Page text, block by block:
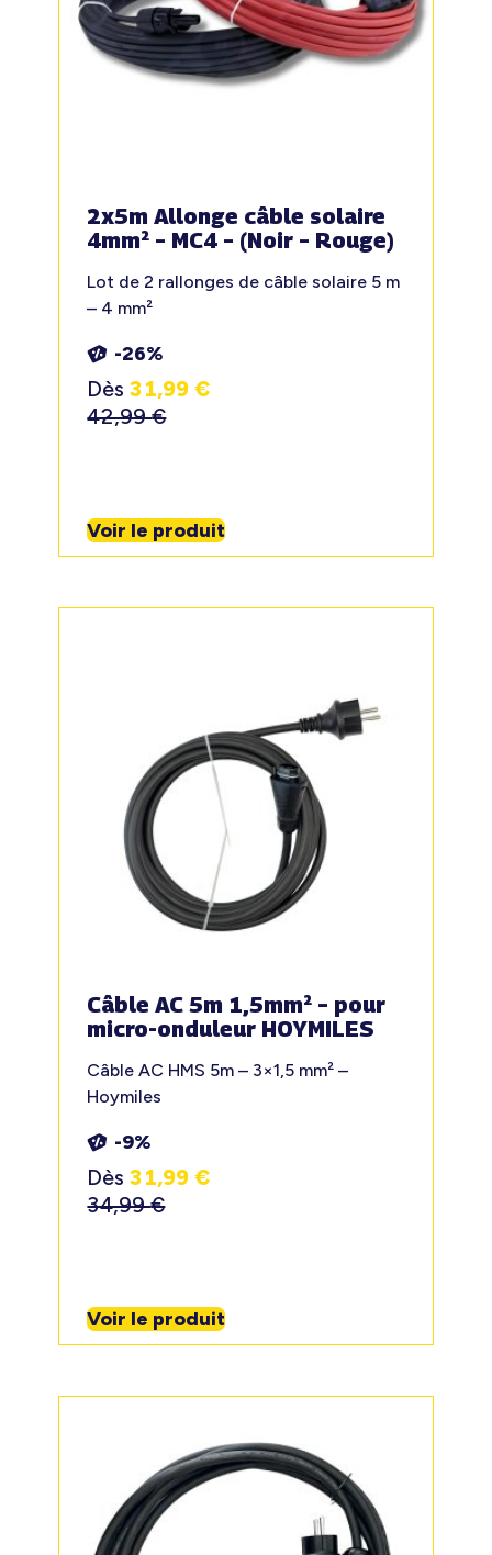
2x5m Allonge câble solaire
4mm² – MC4 – (Noir – Rouge)
Lot de 2 rallonges de câble solaire 5 m
– 4 mm²
-26%
Dès 31,99€
42,99€
Voir le produit
Câble AC 5m 1,5mm² – pour
micro-onduleur HOYMILES
Câble AC HMS 5m – 3×1,5 mm² –
Hoymiles
-9%
Dès 31,99€
34,99€
Voir le produit